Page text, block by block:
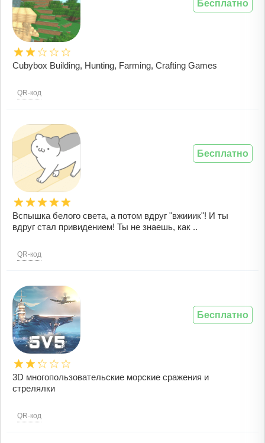
Cubybox Building, Hunting, Farming, Crafting Games
QR-код
Бесплатно
Вспышка белого света, а потом вдруг "вжииик"! И ты
вдруг стал привидением! Ты не знаешь, как ..
QR-код
Бесплатно
3D многопользовательские морские сражения и
стрелялки
QR-код
Бесплатно